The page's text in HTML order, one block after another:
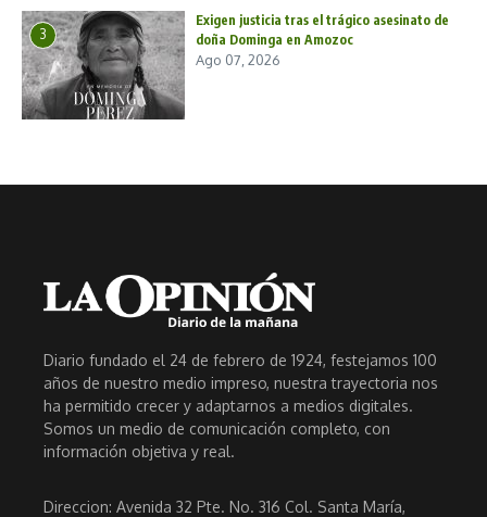
3
Exigen justicia tras el trágico asesinato de
doña Dominga en Amozoc
Ago 07, 2026
Diario fundado el 24 de febrero de 1924, festejamos 100
años de nuestro medio impreso, nuestra trayectoria nos
ha permitido crecer y adaptarnos a medios digitales.
Somos un medio de comunicación completo, con
información objetiva y real.
Direccion: Avenida 32 Pte. No. 316 Col. Santa María,